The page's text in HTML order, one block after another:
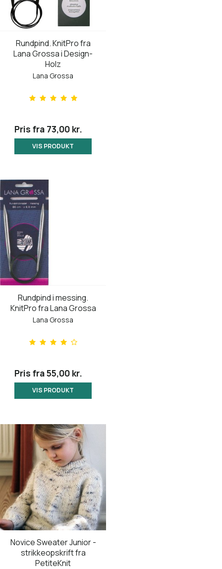
Rundpind. KnitPro fra
Lana Grossa i Design-
Holz
Lana Grossa
Pris fra 73,00 kr.
VIS PRODUKT
Rundpind i messing.
KnitPro fra Lana Grossa
Lana Grossa
Pris fra55,00 kr.
VIS PRODUKT
Novice Sweater Junior -
strikkeopskrift fra
PetiteKnit